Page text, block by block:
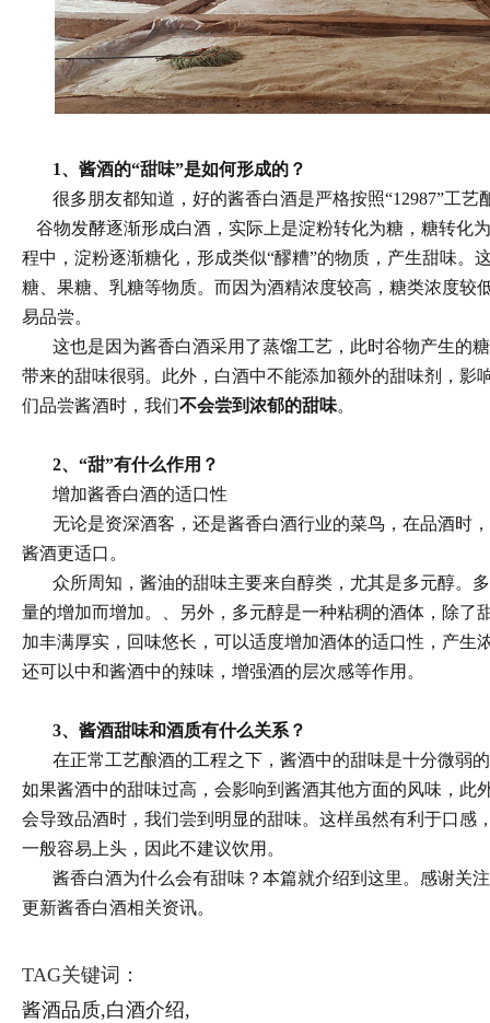
1、酱酒的“甜味”是如何形成的？
很多朋友都知道，好的酱香白酒是严格按照“12987”工艺
谷物发酵逐渐形成白酒，实际上是淀粉转化为糖，糖转化
程中，淀粉逐渐糖化，形成类似“醪糟”的物质，产生甜味。
糖、果糖、乳糖等物质。 而因为酒精浓度较高，糖类浓度较
易品尝。
这也是因为酱香白酒采用了蒸馏工艺，此时谷物产生的
带来的甜味很弱。此外，白酒中不能添加额外的甜味剂，影
们品尝酱酒时，我们不会尝到浓郁的甜味。
2、“甜”有什么作用？
增加酱香白酒的适口性
无论是资深酒客，还是酱香白酒行业的菜鸟，在品酒时
酱酒更适口。
众所周知，酱油的甜味主要来自醇类，尤其是多元醇。
量的增加而增加。
另外，多元醇是一种粘稠的酒体，除了
加丰满厚实，回味悠长，可以适度增加酒体的适口性，产生
还可以中和酱酒中的辣味 ， 增强酒的层次感等作用。
3、 酱酒甜味和酒质有什么关系？
在正常工艺酿酒的工程之下，酱酒中的甜味是十分微弱
如果酱酒中的甜味过高，会影响到酱酒其他方面的风味，此
会导致品酒时，我们尝到明显的甜味。这样虽然有利于口感
一般容易上头，因此不建议饮用。
酱香白酒为什么会有甜味？本篇就介绍到这里。 感谢关
更新酱香白酒相关资讯。
TAG关键词：
酱酒品质,白酒介绍,